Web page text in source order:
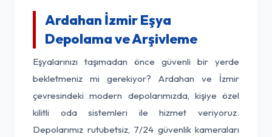
Ardahan İzmir Eşya
Depolama ve Arşivleme
Eşyalarınızı taşımadan önce güvenli bir yerde
bekletmeniz mi gerekiyor? Ardahan ve İzmir
çevresindeki modern depolarımızda, kişiye özel
kilitli oda sistemleri ile hizmet veriyoruz.
Depolarımız rutubetsiz, 7/24 güvenlik kameraları